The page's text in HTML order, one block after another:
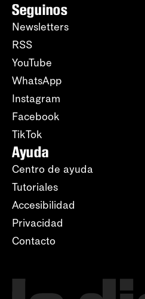
Seguinos
Newsletters
RSS
YouTube
WhatsApp
Instagram
Facebook
TikTok
Ayuda
Centro de ayuda
Tutoriales
Accesibilidad
Privacidad
Contacto